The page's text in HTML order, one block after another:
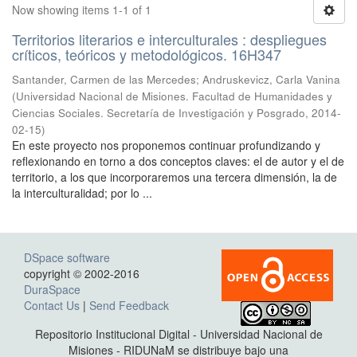
Now showing items 1-1 of 1
Territorios literarios e interculturales : despliegues
críticos, teóricos y metodológicos. 16H347
Santander, Carmen de las Mercedes; Andruskevicz, Carla Vanina
(Universidad Nacional de Misiones. Facultad de Humanidades y
Ciencias Sociales. Secretaría de Investigación y Posgrado, 2014-
02-15)
En este proyecto nos proponemos continuar profundizando y
reflexionando en torno a dos conceptos claves: el de autor y el de
territorio, a los que incorporaremos una tercera dimensión, la de
la interculturalidad; por lo ...
DSpace software
copyright © 2002-2016
DuraSpace
Contact Us | Send Feedback
Repositorio Institucional Digital - Universidad Nacional de
Misiones - RIDUNaM se distribuye bajo una